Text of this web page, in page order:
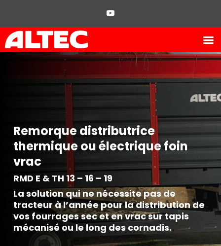
Remorque distributrice
thermique ou électrique foin
vrac
RMD E & TH 13 – 16 – 19
La solution qui ne nécessite pas de
tracteur à l’année pour la distribution de
vos fourrages sec et en vrac sur tapis
mécanisé ou le long des cornadis.